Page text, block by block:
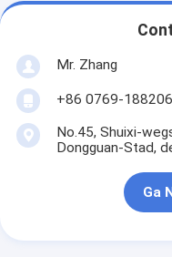
Mr. Zhang
+86 0769-
No.45, Shuixi-
Dongguan-Stad,
Ga